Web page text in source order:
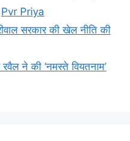
Pvr Priya
सरकार की खेल नीति की
रवैल ने की ‘नमस्ते वियतनाम’